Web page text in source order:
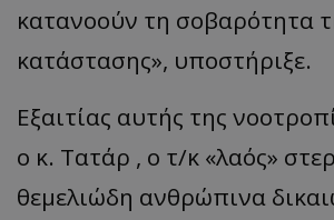
κατανοούν τη σοβαρότητα
κατάστασης», υποστήριξε.
Εξαιτίας αυτής της
ο κ. Τατάρ , ο τ/κ «λαός»
θεμελιώδη ανθρώπινα